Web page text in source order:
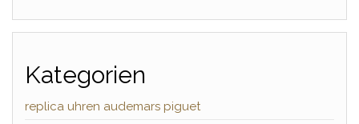
Kategorien
replica uhren audemars piguet